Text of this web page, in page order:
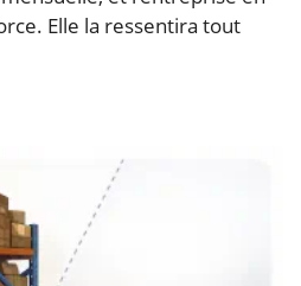
Elle la ressentira tout